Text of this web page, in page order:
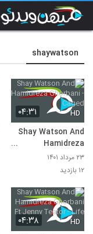
shaywatson
۰۴:۳۱ HD
Shay Watson And
Hamidreza
Ghorbani - Caged
۲۳ مرداد ۱۴۰۱
۱۲ بازدید
۰۴:۳۸ HD